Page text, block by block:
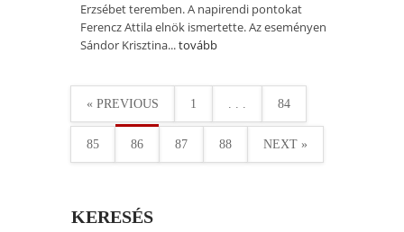
Erzsébet teremben. A napirendi pontokat
Ferencz Attila elnök ismertette. Az eseményen
Sándor Krisztina...tovább
« PREVIOUS 1 . . . 84
85 86 87 88 NEXT »
KERESÉS